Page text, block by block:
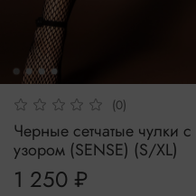
(0)
Черные сетчатые чулки
узором (SENSE) (S/XL)
1 250 ₽